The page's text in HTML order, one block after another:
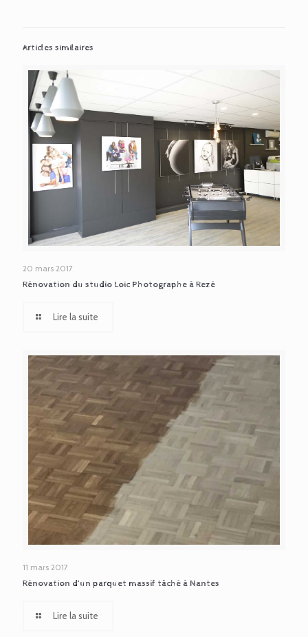
Articles similaires
20 mars 2017
Rénovation du studio Loic Photographe à Rezé
Lire la suite
11 mars 2017
Rénovation d’un parquet massif tâché à Nantes
Lire la suite